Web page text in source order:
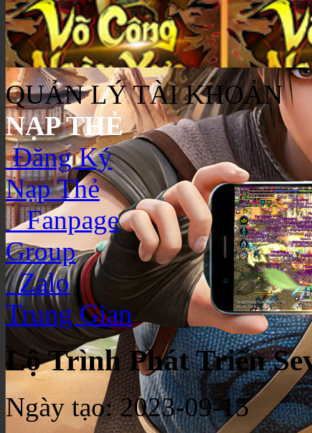
QUẢN LÝ TÀI KHOẢN
NẠP THẺ
Đăng Ký
Nạp Thẻ
Fanpage
Group
Zalo
Trung Gian
Lộ Trình Phát Triển
Ngày tạo:2023-09-15